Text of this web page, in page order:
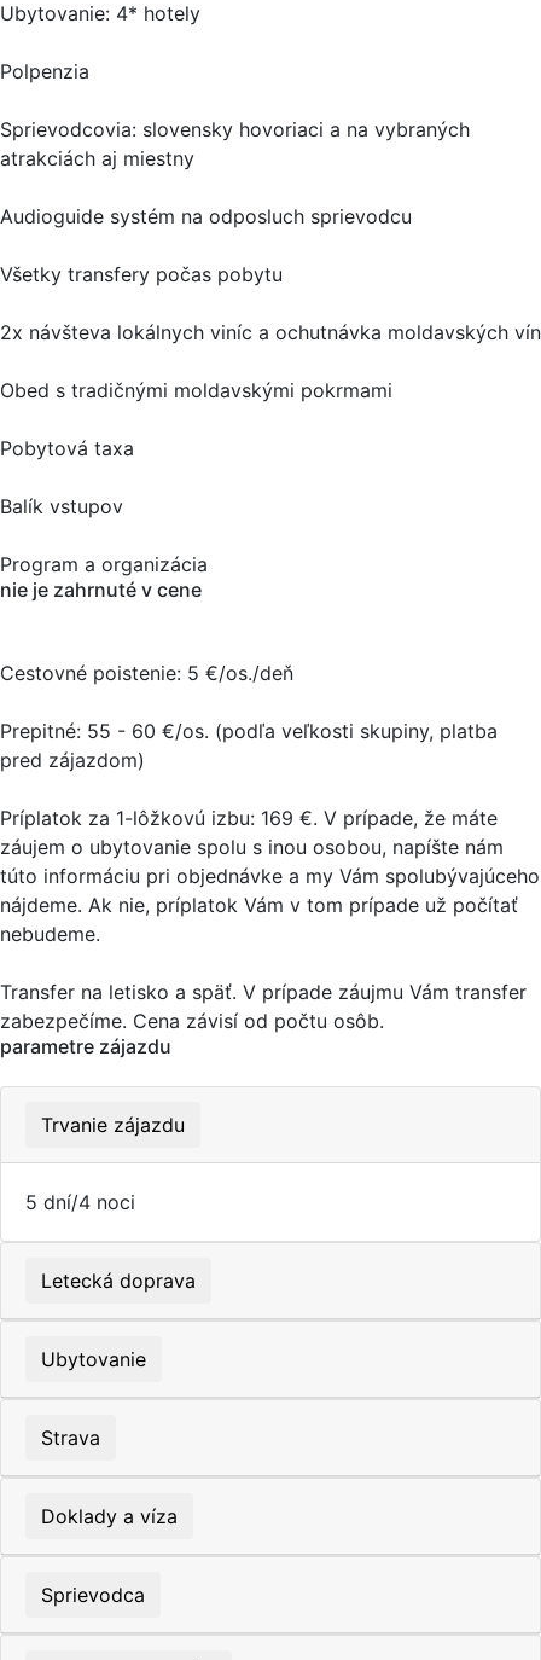
Ubytovanie: 4* hotely
Polpenzia
Sprievodcovia: slovensky hovoriaci a na vybraných
atrakciách aj miestny
Audioguide systém na odposluch sprievodcu
Všetky transfery počas pobytu
2x návšteva lokálnych viníc a ochutnávka moldavských vín
Obed s tradičnými moldavskými pokrmami
Pobytová taxa
Balík vstupov
Program a organizácia
nie je zahrnuté v cene
Cestovné poistenie: 5 €/os./deň
Prepitné: 55 - 60 €/os. (podľa veľkosti skupiny, platba
pred zájazdom)
Príplatok za 1-lôžkovú izbu: 169 €. V prípade, že máte
záujem o ubytovanie spolu s inou osobou, napíšte nám
túto informáciu pri objednávke a my Vám spolubývajúceho
nájdeme. Ak nie, príplatok Vám v tom prípade už počítať
nebudeme.
Transfer na letisko a späť. V prípade záujmu Vám transfer
zabezpečíme. Cena závisí od počtu osôb.
parametre zájazdu
Trvanie zájazdu
5 dní/4 noci
Letecká doprava
Ubytovanie
Strava
Doklady a víza
Sprievodca